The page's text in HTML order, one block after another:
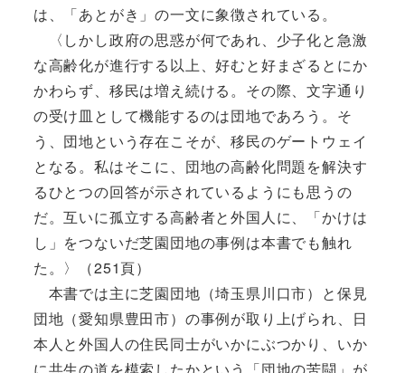
は、「あとがき」の一文に象徴されている。
〈しかし政府の思惑が何であれ、少子化と急激
な高齢化が進行する以上、好むと好まざるとにか
かわらず、移民は増え続ける。その際、文字通り
の受け皿として機能するのは団地であろう。そ
う、団地という存在こそが、移民のゲートウェイ
となる。私はそこに、団地の高齢化問題を解決す
るひとつの回答が示されているようにも思うの
だ。互いに孤立する高齢者と外国人に、「かけは
し」をつないだ芝園団地の事例は本書でも触れ
た。〉（251頁）
本書では主に芝園団地（埼玉県川口市）と保見
団地（愛知県豊田市）の事例が取り上げられ、日
本人と外国人の住民同士がいかにぶつかり、いか
に共生の道を模索したかという「団地の苦闘」が